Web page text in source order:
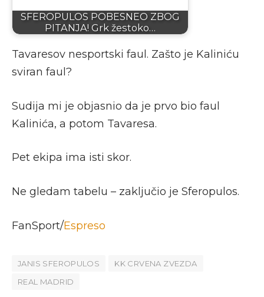
SFEROPULOS POBESNEO ZBOG
PITANJA! Grk žestoko…
Tavaresov nesportski faul. Zašto je Kaliniću
sviran faul?
Sudija mi je objasnio da je prvo bio faul
Kalinića, a potom Tavaresa.
Pet ekipa ima isti skor.
Ne gledam tabelu – zaključio je Sferopulos.
FanSport/Espreso
JANIS SFEROPULOS
KK CRVENA ZVEZDA
REAL MADRID